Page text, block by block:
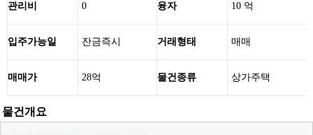
관리비 0 융자 10 억
입주가능일 잔금즉시 거래형태 매매
매매가 28억 물건종류 상가주택
물건개요